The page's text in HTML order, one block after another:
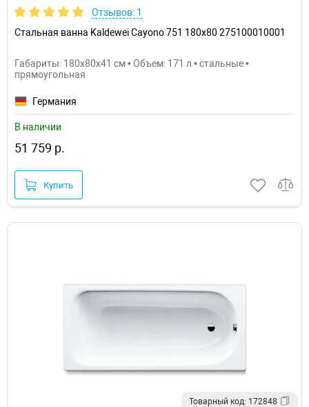
Отзывов: 1
Стальная ванна Kaldewei Cayono 751 180x80 275100010001
Габариты: 180x80x41 см • Объем: 171 л • стальные •
прямоугольная
Германия
В наличии
51 759 р.
Купить
Товарный код: 172848